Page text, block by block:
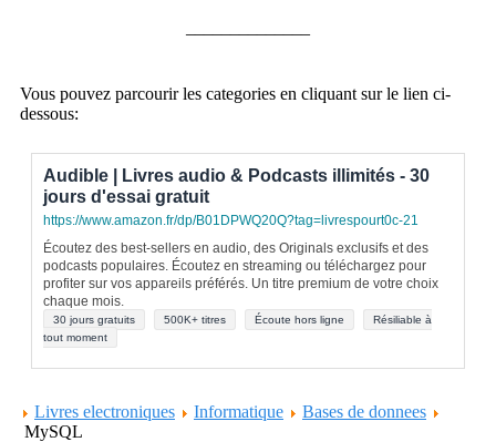
Vous pouvez parcourir les categories en cliquant sur le lien ci-
dessous:
Audible | Livres audio & Podcasts illimités - 30
jours d'essai gratuit
https://www.amazon.fr/dp/B01DPWQ20Q?tag=livrespourt0c-21
Écoutez des best-sellers en audio, des Originals exclusifs et des
podcasts populaires. Écoutez en streaming ou téléchargez pour
profiter sur vos appareils préférés. Un titre premium de votre choix
chaque mois.
30 jours gratuits 500K+ titres Écoute hors ligne
Résiliable à
tout moment
Livres electroniques Informatique
Bases de donnees
MySQL